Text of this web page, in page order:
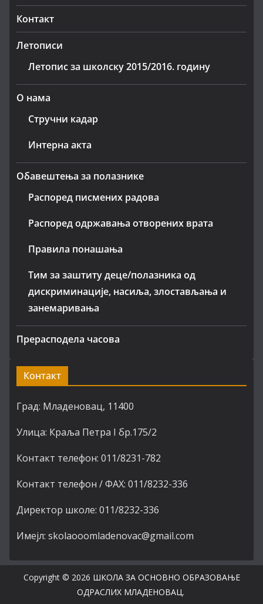
Контакт
Летописи
Летопис за школску 2015/2016. годину
О нама
Стручни кадар
Интерна акта
Обавештења за полазнике
Распоред писмених радова
Распоред одржавања отворених врата
Правила понашања
Тим за заштиту деце/полазника од
дискриминације, насиља, злостављања и
занемаривања
Прерасподела часова
Контакт
Град: Младеновац, 11400
Улица: Краља Петра I бр.175/2
Контакт телефон: 011/8231-782
Контакт телефон / ФАХ: 011/8232-336
Директор школе: 011/8232-336
Имејл: skolaooomladenovac@gmail.com
Copyright © 2026 ШКОЛА ЗА ОСНОВНО ОБРАЗОВАЊЕ
ОДРАСЛИХ МЛАДЕНОВАЦ.